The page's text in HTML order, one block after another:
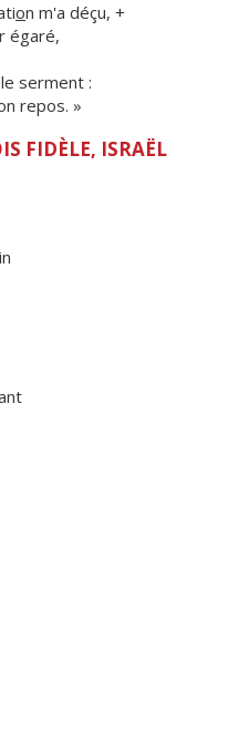
on m'a déçu, +
r égaré,
serment :
repos. »
FIDÈLE, ISRAËL